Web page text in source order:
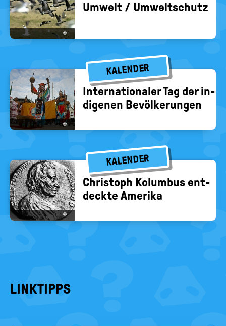
©
Um­welt / Um­welt­schutz
KALENDER
©
In­ter­na­tio­na­ler Tag der in­
di­ge­nen Be­völ­ke­run­gen
KALENDER
©
Chris­toph Ko­lum­bus ent­
deck­te Ame­ri­ka
LINKTIPPS